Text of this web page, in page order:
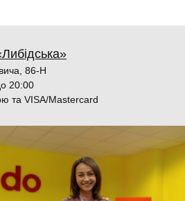
86-Н
20:00
та VISA/Mastercard